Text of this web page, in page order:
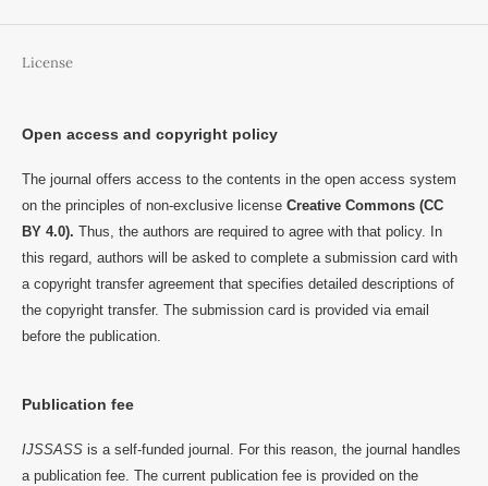
License
Open access and copyright policy
The journal offers access to the contents in the open access system
on the principles of non-exclusive license Creative Commons (CC
BY 4.0). Thus, the authors are required to agree with that policy. In
this regard, authors will be asked to complete a submission card with
a copyright transfer agreement that specifies detailed descriptions of
the copyright transfer. The submission card is provided via email
before the publication.
Publication fee
IJSSASSis a self-funded journal. For this reason, the journal handles
a publication fee. The current publication fee is provided on the